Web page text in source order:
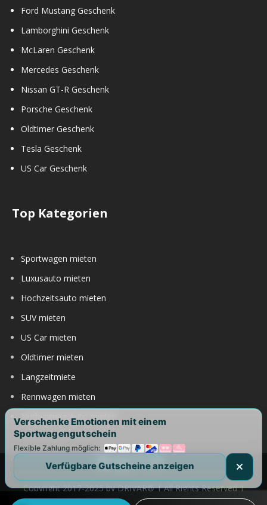
Ford Mustang Geschenk
Lamborghini Geschenk
McLaren Geschenk
Mercedes Geschenk
Nissan GT-R Geschenk
Porsche Geschenk
Oldtimer Geschenk
Tesla Geschenk
US Car Geschenk
Top Kategorien
Sportwagen mieten
Luxusauto mieten
Hochzeitsauto mieten
SUV mieten
US Car mieten
Oldtimer mieten
Langzeitmiete
Rennwagen mieten
Nürburgring Auto mieten
Copyright 2017-2025 by DRIVAR® | All Rights Reserved |
DRIVAR weltweit:DRIVAR.de |DRIVAR.ch|DRIVAR.at|
Verschenke Emotionen mit einem
Sportwagengutschein
Flexible Zahlung möglich:
Verfügbare Gutscheine anzeigen